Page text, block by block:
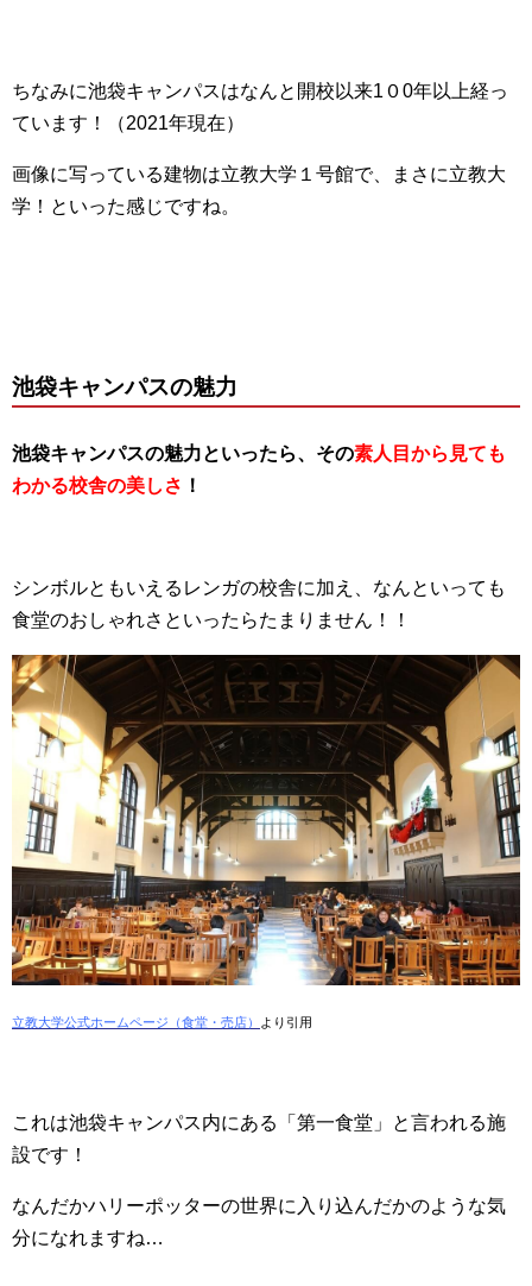
ちなみに池袋キャンパスはなんと開校以来1０0年以上経っ
ています！（2021年現在）
画像に写っている建物は立教大学１号館で、まさに立教大
学！といった感じですね。
池袋キャンパスの魅力
池袋キャンパスの魅力といったら、その素人目から見ても
わかる校舎の美しさ ！
シンボルともいえるレンガの校舎に加え、なんといっても
食堂のおしゃれさといったらたまりません！！
立教大学公式ホームページ（食堂・売店） より引用
これは池袋キャンパス内にある「第一食堂」と言われる施
設です！
なんだかハリーポッターの世界に入り込んだかのような気
分になれますね…